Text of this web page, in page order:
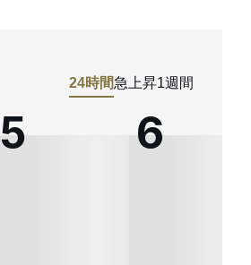
24時間急上昇1週間